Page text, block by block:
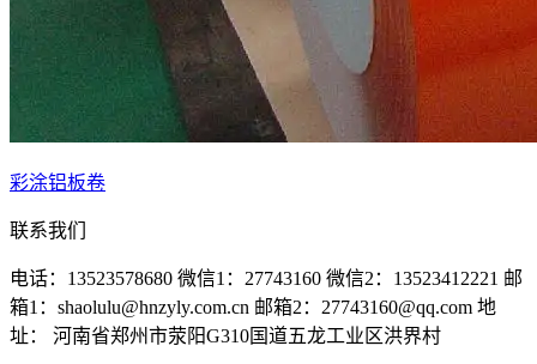
彩涂铝板卷
联系我们
电话：13523578680 微信1：27743160 微信2：13523412221 邮
箱1：shaolulu@hnzyly.com.cn 邮箱2：27743160@qq.com 地
址： 河南省郑州市荥阳G310国道五龙工业区洪界村